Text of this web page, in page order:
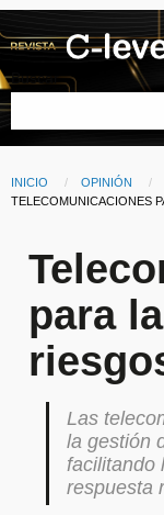
Pasar al contenido
Buscar
Ruta de
INICIO
OPINIÓN
CURRENT:
TELECOMUNICACIONES
para
Las
la gestión
facilitando
respuesta